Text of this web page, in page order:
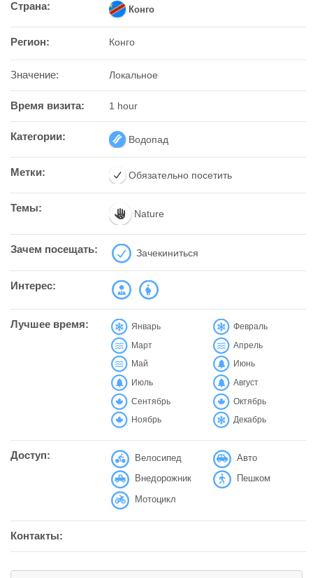
Страна: Конго
Регион: Конго
Значение: Локальное
Время визита: 1 hour
Категории: Водопад
Метки: Обязательно посетить
Темы: Nature
Зачем посещать: Зачекиниться
Интерес:
Лучшее время: Январь Февраль
Март Апрель
Май Июнь
Июль Август
Сентябрь Октябрь
Ноябрь Декабрь
Доступ: Велосипед
Авто
Внедорожник
Пешком
Мотоцикл
Контакты: